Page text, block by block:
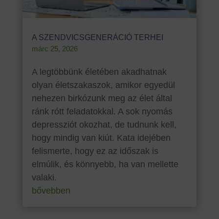
A SZENDVICSGENERÁCIÓ TERHEI
márc 25, 2026
A legtöbbünk életében akadhatnak
olyan életszakaszok, amikor egyedül
nehezen birkózunk meg az élet által
ránk rótt feladatokkal. A sok nyomás
depressziót okozhat, de tudnunk kell,
hogy mindig van kiút. Kata idejében
felismerte, hogy ez az időszak is
elmúlik, és könnyebb, ha van mellette
valaki.
bővebben